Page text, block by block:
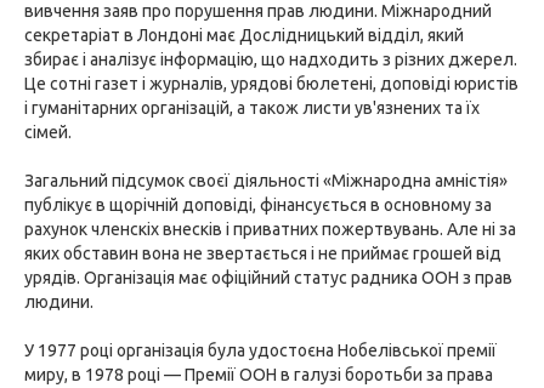
вивчення заяв про порушення прав людини. Міжнародний
секретаріат в Лондоні має Дослідницький відділ, який
збирає і аналізує інформацію, що надходить з різних джерел.
Це сотні газет і журналів, урядові бюлетені, доповіді юристів
і гуманітарних організацій, а також листи ув'язнених та їх
сімей.
Загальний підсумок своєї діяльності «Міжнародна амністія»
публікує в щорічній доповіді, фінансується в основному за
рахунок членскіx внесків і приватних пожертвувань. Але ні за
яких обставин вона не звертається і не приймає грошей від
урядів. Організація має офіційний статус радника ООН з прав
людини.
У 1977 році організація була удостоєна Нобелівської премії
миру, в 1978 році — Премії ООН в галузі боротьби за права